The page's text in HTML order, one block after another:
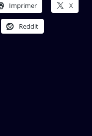
Imprimer X
Reddit